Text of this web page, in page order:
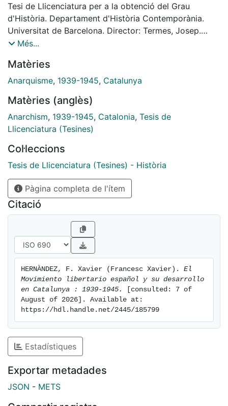
Tesi de Llicenciatura per a la obtenció del Grau
d'Història. Departament d'Història Contemporània.
Universitat de Barcelona. Director: Termes, Josep.
1977.Més...
Matèries
Anarquisme, 1939-1945, Catalunya
Matèries (anglès)
Anarchism, 1939-1945, Catalonia, Tesis de
Llicenciatura (Tesines)
Col·leccions
Tesis de Llicenciatura (Tesines) - Història
Pàgina completa de l'ítem
Citació
HERNÀNDEZ, F. Xavier (Francesc Xavier). El
Movimiento libertario español y su desarrollo
en Catalunya : 1939-1945.
[consulted: 7 of
August of 2026]. Available at:
https://hdl.handle.net/2445/185799
Estadístiques
Exportar metadades
JSON - METS